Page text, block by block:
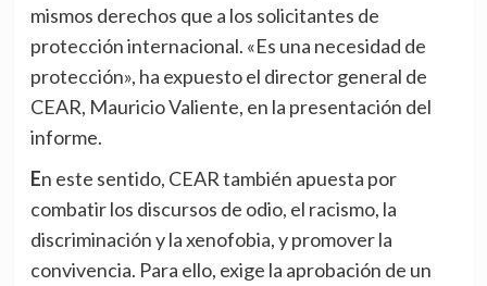
mismos derechos que a los solicitantes de
protección internacional. «Es una necesidad de
protección», ha expuesto el director general de
CEAR, Mauricio Valiente, en la presentación del
informe.
En este sentido, CEAR también apuesta por
combatir los discursos de odio, el racismo, la
discriminación y la xenofobia, y promover la
convivencia. Para ello, exige la aprobación de un